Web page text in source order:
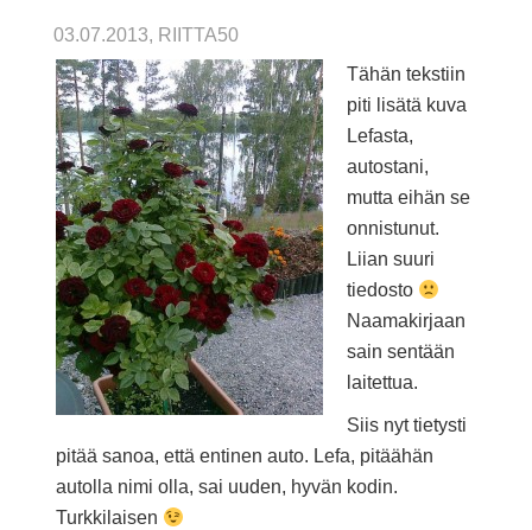
03.07.2013, RIITTA50
Tähän tekstiin
piti lisätä kuva
Lefasta,
autostani,
mutta eihän se
onnistunut.
Liian suuri
tiedosto
Naamakirjaan
sain sentään
laitettua.
Siis nyt tietysti
pitää sanoa, että entinen auto. Lefa, pitäähän
autolla nimi olla, sai uuden, hyvän kodin.
Turkkilaisen